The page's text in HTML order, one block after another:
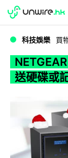
WWDC 2026
科技娛樂 買
送硬碟或